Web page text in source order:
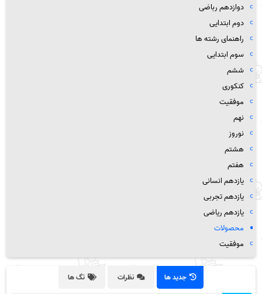
دوازدهم رباضی
دوم ابتدایی
راهنمای رشته ها
سوم ابتدایی
ششم
کنکوری
موفقیت
نهم
نوروز
هشتم
هفتم
یازدهم انسانی
یازدهم تجربی
یازدهم ریاضی
محصولات
موفقیت
جدید ها نظرات تگ ها